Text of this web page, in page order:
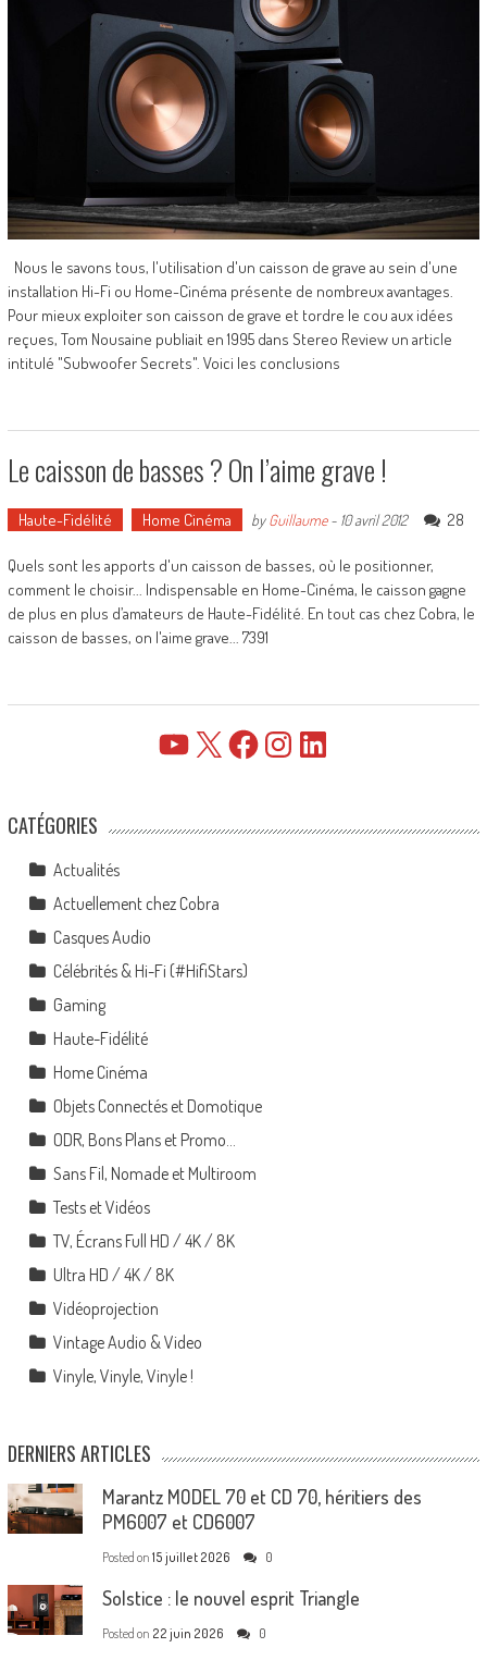
Nous le savons tous, l'utilisation d'un caisson de grave au sein d'une
installation Hi-Fi ou Home-Cinéma présente de nombreux avantages.
Pour mieux exploiter son caisson de grave et tordre le cou aux idées
reçues, Tom Nousaine publiait en 1995 dans Stereo Review un article
intitulé "Subwoofer Secrets". Voici les conclusions
Le caisson de basses ? On l’aime grave !
Haute-Fidélité Home Cinéma byGuillaume- 10 avril 2012 28
Quels sont les apports d'un caisson de basses, où le positionner,
comment le choisir... Indispensable en Home-Cinéma, le caisson gagne
de plus en plus d’amateurs de Haute-Fidélité. En tout cas chez Cobra, le
caisson de basses, on l'aime grave... 7391
YouTube FacebookInstagramLinkedIn
CATÉGORIES
Actualités
Actuellement chez Cobra
Casques Audio
Célébrités & Hi-Fi (#HifiStars)
Gaming
Haute-Fidélité
Home Cinéma
Objets Connectés et Domotique
ODR, Bons Plans et Promo…
Sans Fil, Nomade et Multiroom
Tests et Vidéos
TV, Écrans Full HD / 4K / 8K
Ultra HD / 4K / 8K
Vidéoprojection
Vintage Audio & Video
Vinyle, Vinyle, Vinyle !
DERNIERS ARTICLES
Marantz MODEL 70 et CD 70, héritiers des
PM6007 et CD6007
Posted on 15 juillet 2026 0
Solstice : le nouvel esprit Triangle
Posted on 22 juin 2026 0